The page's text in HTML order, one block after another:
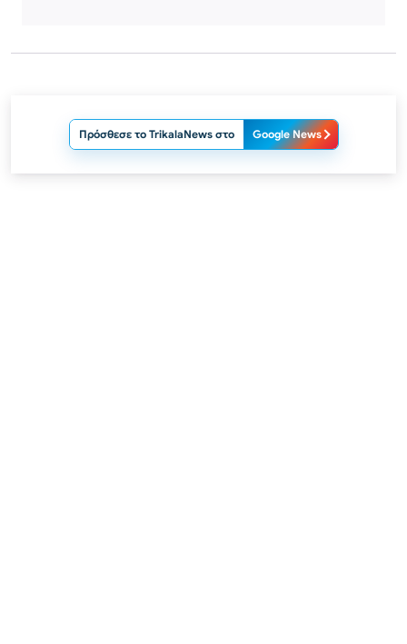
Πρόσθεσε το TrikalaNews στο Google News